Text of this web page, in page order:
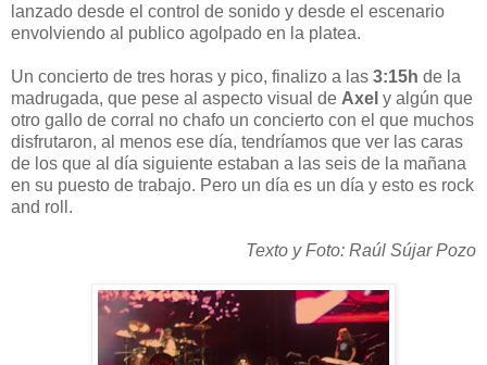
lanzado desde el control de sonido y desde el escenario
envolviendo al publico agolpado en la platea.
Un concierto de tres horas y pico, finalizo a las 3:15h de la
madrugada, que pese al aspecto visual de Axel y algún que
otro gallo de corral no chafo un concierto con el que muchos
disfrutaron, al menos ese día, tendríamos que ver las caras
de los que al día siguiente estaban a las seis de la mañana
en su puesto de trabajo. Pero un día es un día y esto es rock
and roll.
Texto y Foto: Raúl Sújar Pozo